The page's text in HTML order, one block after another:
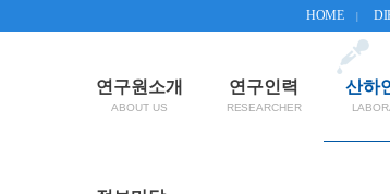
HOME
연구원소개 연구인력 산하